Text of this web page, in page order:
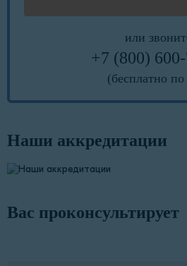
или
+7 (800)
(бесплатно
Наши аккредитации
Вас проконсультирует